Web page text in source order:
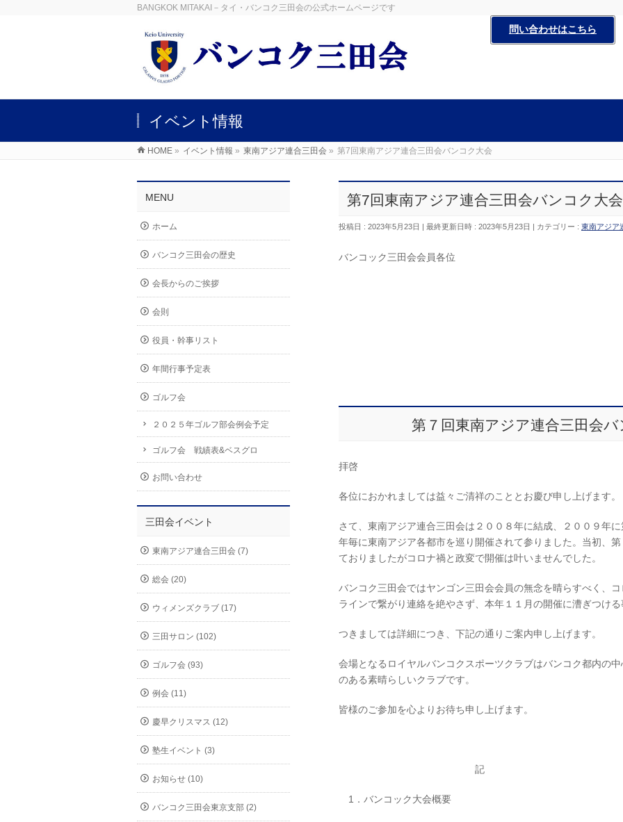
BANGKOK MITAKAI－タイ・バンコク三田会の公式ホームページです
問い合わせはこちら
イベント情報
HOME » イベント情報 » 東南アジア連合三田会 » 第7回東南アジア連合三田会バンコク大会
第7回東南アジア連合三田会バンコク大会
投稿日 : 2023年5月23日 最終更新日時 : 2023年5月23日 カテゴリー : 東南アジア
バンコック三田会会員各位
東南ア
小
第７回東南アジア連合三田会バ
拝啓
各位におかれましては益々ご清祥のこととお慶び申し上げます。
さて、東南アジア連合三田会は２００８年に結成、２００９年
年毎に東南アジア各都市を巡り開催されて参りました。当初、
ておりましたがコロナ禍と政変で開催は叶いませんでした。
バンコク三田会ではヤンゴン三田会会員の無念を晴らすべく、
ラインで繋がり連絡を絶やさず、本年１１月の開催に漕ぎつける
つきましては詳細につき、下記の通りご案内申し上げます。
会場となるロイヤルバンコクスポーツクラブはバンコク都内の
のある素晴らしいクラブです。
皆様のご参加を心よりお待ち申し上げます。
記
1．バンコック大会概要
MENU
ホーム
バンコク三田会の歴史
会長からのご挨拶
会則
役員・幹事リスト
年間行事予定表
ゴルフ会
２０２５年ゴルフ部会例会予定
ゴルフ会 戦績表&ベスグロ
お問い合わせ
三田会イベント
東南アジア連合三田会 (7)
総会 (20)
ウィメンズクラブ (17)
三田サロン (102)
ゴルフ会 (93)
例会 (11)
慶早クリスマス (12)
塾生イベント (3)
お知らせ (10)
バンコク三田会東京支部 (2)